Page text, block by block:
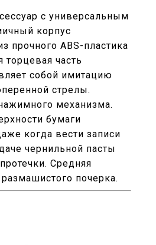
с универсальным
корпус
прочного ABS-пластика
часть
собой имитацию
стрелы.
механизма.
бумаги
когда вести записи
чернильной пасты
Средняя
почерка.